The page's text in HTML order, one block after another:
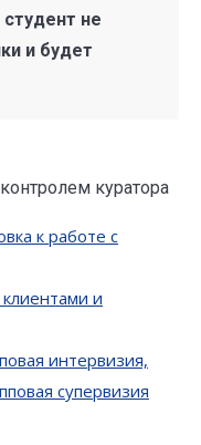
студент не
и будет
куратора
к работе с
и
интервизия,
супервизия